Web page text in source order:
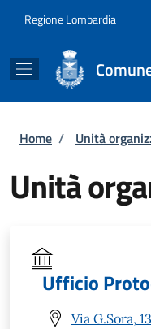
Regione Lombardia
Briciole di
Home / Unità
Unità
Ufficio
Via G.Sora,